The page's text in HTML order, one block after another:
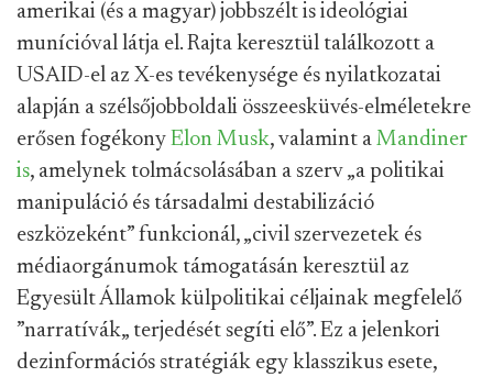
amerikai (és a magyar) jobbszélt is ideológiai
munícióval látja el. Rajta keresztül találkozott a
USAID-el az X-es tevékenysége és nyilatkozatai
alapján a szélsőjobboldali összeesküvés-elméletekre
erősen fogékony Elon Musk, valamint a Mandiner
is, amelynek tolmácsolásában a szerv „a politikai
manipuláció és társadalmi destabilizáció
eszközeként” funkcionál, „civil szervezetek és
médiaorgánumok támogatásán keresztül az
Egyesült Államok külpolitikai céljainak megfelelő
”narratívák„ terjedését segíti elő”. Ez a jelenkori
dezinformációs stratégiák egy klasszikus esete,